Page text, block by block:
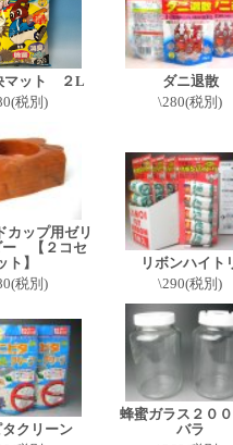
マット ２L
税別)
ダニ退散
\280(税別)
カップ用ゼリ
ー 【２コセ
ト】
税別)
リボンハイト
\290(税別)
クリーン
蜂蜜ガラス２０
バラ